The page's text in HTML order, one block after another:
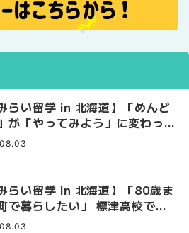
らい留学 in 北海道】「めんど
が「やってみよう」に変わっ
の風に吹かれて走る、僕の泥
らい留学 in 北海道】「80歳ま
で暮らしたい」 標津高校で踏
、私らしい生き方